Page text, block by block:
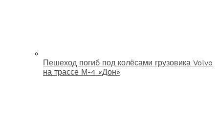
Пешеход погиб под колёсами грузовика Volvo
на трассе М-4 «Дон»